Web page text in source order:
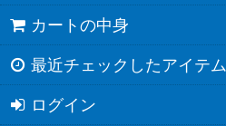
カートの中身
最近チェックしたアイテム
ログイン